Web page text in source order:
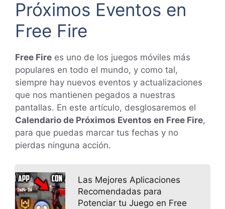
Próximos Eventos en
Free Fire
Free Fire es uno de los juegos móviles más
populares en todo el mundo, y como tal,
siempre hay nuevos eventos y actualizaciones
que nos mantienen pegados a nuestras
pantallas. En este artículo, desglosaremos el
Calendario de Próximos Eventos en Free Fire,
para que puedas marcar tus fechas y no
pierdas ninguna acción.
Las Mejores Aplicaciones
Recomendadas para
Potenciar tu Juego en Free